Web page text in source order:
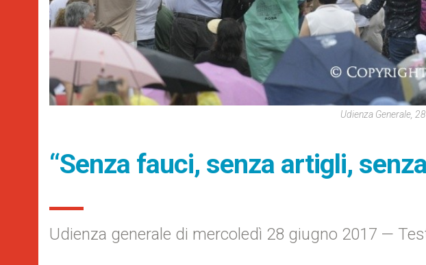
Udienza Generale,
“Senza fauci, senza artigli,
Udienza generale di mercoledì 28 giugno 2017 —